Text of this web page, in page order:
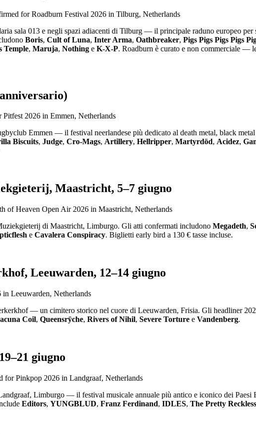
sala 013 e negli spazi adiacenti di Tilburg — il principale raduno europeo per
Boris, Cult of Luna, Inter Arma, Oathbreaker, Pigs Pigs Pigs Pigs
Temple, Maruja, Nothing e K-X-P. Roadburn è curato e non commerciale —
Emmen — il festival neerlandese più dedicato al death metal, black
Biscuits, Judge, Cro-Mags, Artillery, Hellripper, Martyrdöd, Acidez,
Maastricht, 5–7 giugno
di Maastricht, Limburgo. Gli atti confermati includono Megadeth,
e Cavalera Conspiracy. Biglietti early bird a 130 € tasse incluse.
Leeuwarden, 12–14 giugno
— un cimitero storico nel cuore di Leeuwarden, Frisia. Gli headliner
Coil, Queensrÿche, Rivers of Nihil, Severe Torture e Vandenberg.
giugno
Limburgo — il festival musicale annuale più antico e iconico dei Paesi
Editors, YUNGBLUD, Franz Ferdinand, IDLES, The Pretty Reckless